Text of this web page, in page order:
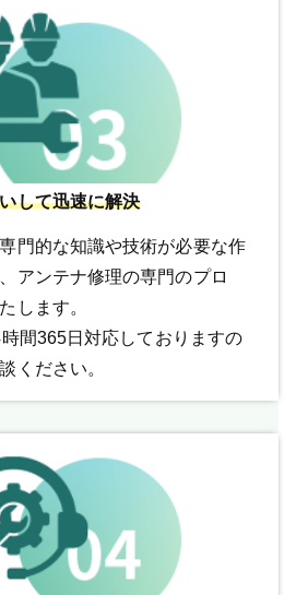
して迅速に解決
門的な知識や技術が必要な作
アンテナ修理の専門のプロ
します。
間365日対応しておりますの
ください。